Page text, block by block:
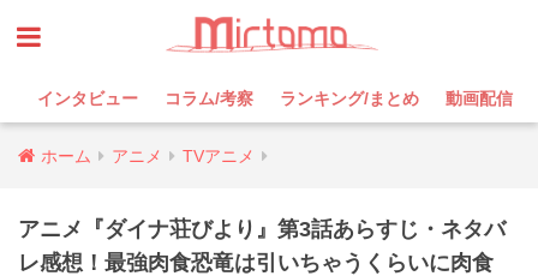
インタビュー コラム/考察 ランキング/まとめ 動画配信
ホーム アニメ TVアニメ
アニメ『ダイナ荘びより』第3話あらすじ・ネタバ
レ感想！最強肉食恐竜は引いちゃうくらいに肉食